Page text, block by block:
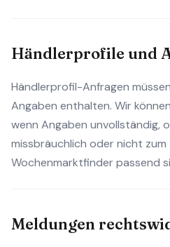
Händlerprofile und
Händlerprofil-Anfragen
Angaben enthalten. Wir
wenn Angaben unvollständig,
missbräuchlich oder nicht zum
Wochenmarktfinder passend
Meldungen